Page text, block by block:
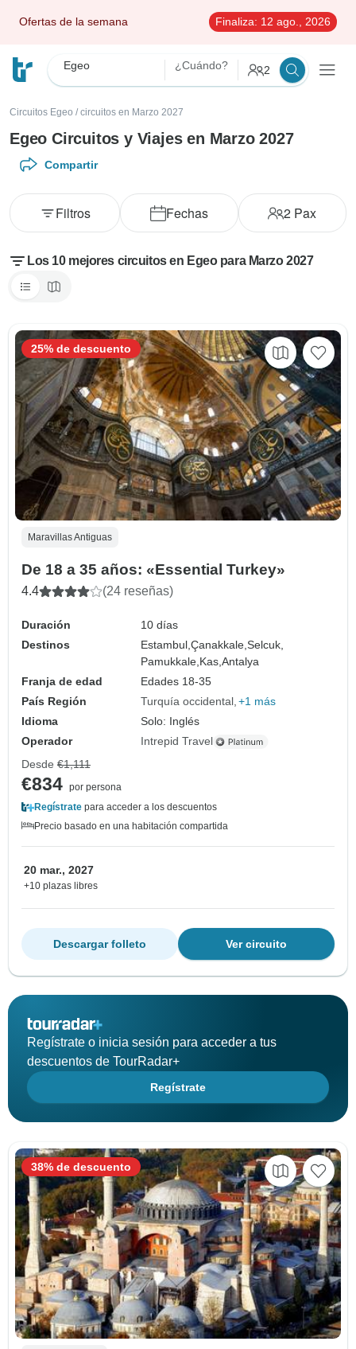
Ofertas de la semana Finaliza: 12 ago., 2026
Egeo ¿Cuándo? 2
Circuitos Egeo / circuitos en Marzo 2027
Egeo Circuitos y Viajes en Marzo 2027
Compartir
Fechas 2 Pax
Filtros
Los 10 mejores circuitos en Egeo para Marzo 2027
Maravillas Antiguas
De 18 a 35 años: «Essential Turkey»
4.4 (24 reseñas)
Duración
10 días
Destinos
Estambul,Çanakkale,Selcuk,
Pamukkale, Kas,Antalya
Franja de edad
Edades 18-35
País Región
Turquía occidental +1 más
Idioma
Solo: Inglés
Operador
Intrepid Travel
25% de descuento
Desde €1,111
€834 por persona
Regístrate para acceder a los descuentos
Precio basado en una habitación compartida
20 mar., 2027
+10 plazas libres
Ver circuito
Descargar folleto
Regístrate o inicia sesión para acceder a tus
descuentos de TourRadar+
Regístrate
38% de descuento